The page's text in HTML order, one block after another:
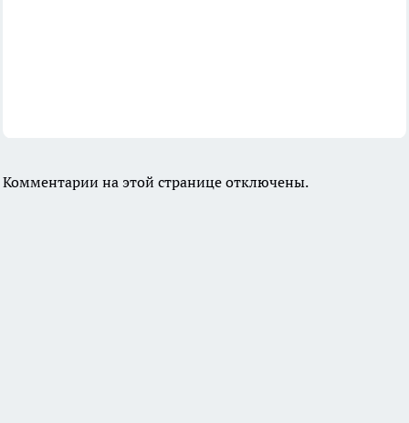
Комментарии на этой странице отключены.